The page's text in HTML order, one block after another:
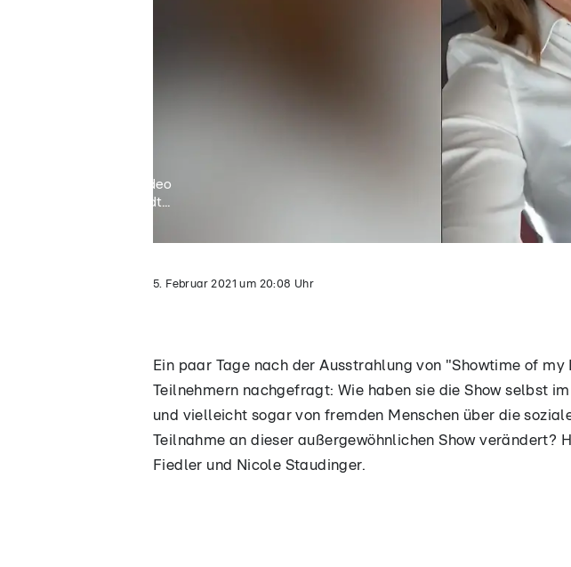
Video
lädt...
5. Februar 2021 um 20:08 Uhr
Ein paar Tage nach der Ausstrahlung von "Showtime of
Teilnehmern nachgefragt: Wie haben sie die Show selbst
und vielleicht sogar von fremden Menschen über die
Teilnahme an dieser außergewöhnlichen Show
Fiedler und Nicole Staudinger.